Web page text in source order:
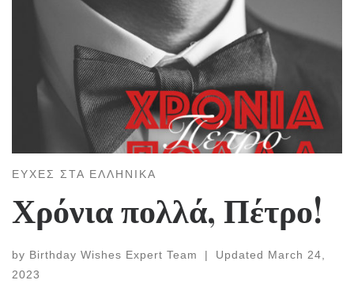
ΕΥΧΕΣ ΣΤΑ ΕΛΛΗΝΙΚΑ
Χρόνια πολλά, Πέτρο!
by Birthday Wishes Expert Team | Updated March 24,
2023